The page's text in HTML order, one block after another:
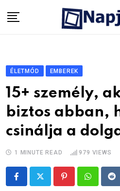
ÉLETMÓD EMBEREK
15+ személy,
biztos abban,
csinálja a
1 MINUTE READ 979 VIEWS
PinterestWhatsapp